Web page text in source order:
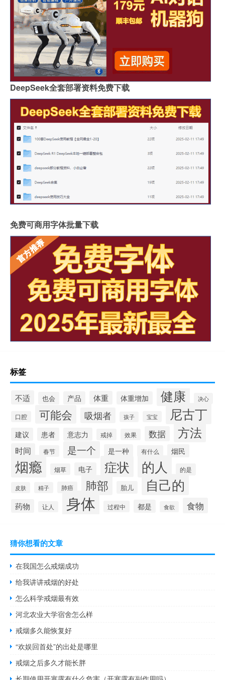
DeepSeek全套部署资料免费下载
免费可商用字体批量下载
标签
不适 也会 产品 体重 体重增加 健康 决心
口腔 可能会 吸烟者 孩子 宝宝 尼古丁
建议 患者 意志力 戒掉 效果 数据 方法
时间 春节 是一个 是一种 有什么 烟民
烟瘾 烟草 电子 症状 的人 的是
皮肤 精子 肺癌 肺部 胎儿 自己的
药物 让人 身体 过程中 都是 食欲 食物
猜你想看的文章
在我国怎么戒烟成功
给我讲讲戒烟的好处
怎么科学戒烟最有效
河北农业大学宿舍怎么样
戒烟多久能恢复好
“欢娱回首处”的出处是哪里
戒烟之后多久才能长胖